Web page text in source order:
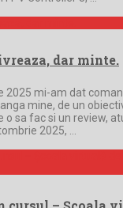
dar minte.
2025 mi-am dat
mine, de un
o sa fac si un review,
2025, …